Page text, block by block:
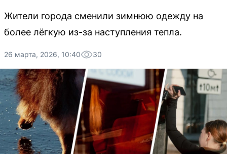
Жители города сменили зимнюю одежду на
более лёгкую из-за наступления тепла.
26 марта, 2026, 10:40 30